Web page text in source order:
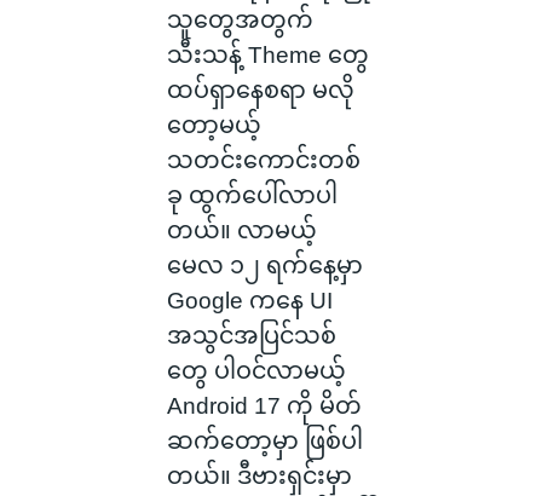
သူတွေအတွက်
သီးသန့် Theme တွေ
ထပ်ရှာနေစရာ မလို
တော့မယ့်
သတင်းကောင်းတစ်
ခု ထွက်ပေါ်လာပါ
တယ်။ လာမယ့်
မေလ ၁၂ ရက်နေ့မှာ
Google ကနေ UI
အသွင်အပြင်သစ်
တွေ ပါဝင်လာမယ့်
Android 17 ကို မိတ်
ဆက်တော့မှာ ဖြစ်ပါ
တယ်။ ဒီဗားရှင်းမှာ